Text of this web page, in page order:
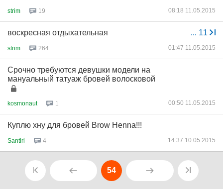
strim 19 08:18 11.05.2015
... 11
воскресная отдыхательная
strim 264 01:47 11.05.2015
Срочно требуются девушки модели на
мануальный татуаж бровей волосковой
kosmonaut 1 00:50 11.05.2015
Куплю хну для бровей Brow Henna!!!
Santiri 4 14:37 10.05.2015
54